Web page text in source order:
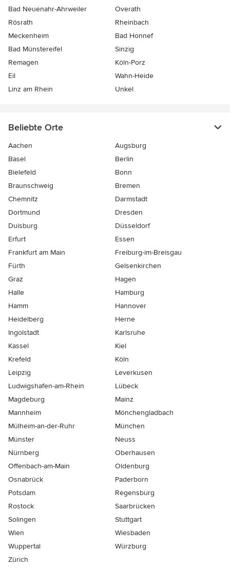
Bad Neuenahr-Ahrweiler
Overath
Rösrath
Rheinbach
Meckenheim
Bad Honnef
Bad Münstereifel
Sinzig
Remagen
Köln-Porz
Eil
Wahn-Heide
Linz am Rhein
Unkel
Beliebte Orte
Aachen
Augsburg
Basel
Berlin
Bielefeld
Bonn
Braunschweig
Bremen
Chemnitz
Darmstadt
Dortmund
Dresden
Duisburg
Düsseldorf
Erfurt
Essen
Frankfurt am Main
Freiburg-im-Breisgau
Fürth
Gelsenkirchen
Graz
Hagen
Halle
Hamburg
Hamm
Hannover
Heidelberg
Herne
Ingolstadt
Karlsruhe
Kassel
Kiel
Krefeld
Köln
Leipzig
Leverkusen
Ludwigshafen-am-Rhein
Lübeck
Magdeburg
Mainz
Mannheim
Mönchen­gladbach
Mülheim-an-der-Ruhr
München
Münster
Neuss
Nürnberg
Oberhausen
Offenbach-am-Main
Oldenburg
Osnabrück
Paderborn
Potsdam
Regensburg
Rostock
Saarbrücken
Solingen
Stuttgart
Wien
Wiesbaden
Wuppertal
Würzburg
Zürich